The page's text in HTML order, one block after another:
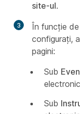
site-ul.
3
În funcție
configurați,
pagini:
Sub
electronic
Sub